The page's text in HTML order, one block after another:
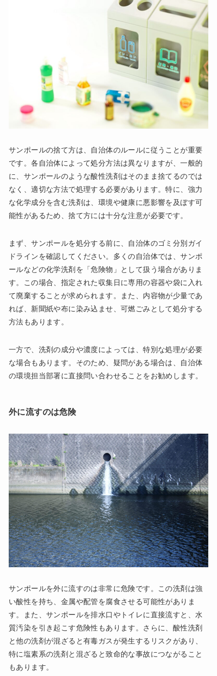
サンポールの捨て方は、自治体のルールに従うことが重要
です。各自治体によって処分方法は異なりますが、一般的
に、サンポールのような酸性洗剤はそのまま捨てるのでは
なく、適切な方法で処理する必要があります。特に、強力
な化学成分を含む洗剤は、環境や健康に悪影響を及ぼす可
能性があるため、捨て方には十分な注意が必要です。
まず、サンポールを処分する前に、自治体のゴミ分別ガイ
ドラインを確認してください。多くの自治体では、サンポ
ールなどの化学洗剤を「危険物」として扱う場合がありま
す。この場合、指定された収集日に専用の容器や袋に入れ
て廃棄することが求められます。また、内容物が少量であ
れば、新聞紙や布に染み込ませ、可燃ごみとして処分する
方法もあります。
一方で、洗剤の成分や濃度によっては、特別な処理が必要
な場合もあります。そのため、疑問がある場合は、自治体
の環境担当部署に直接問い合わせることをお勧めします。
外に流すのは危険
サンポールを外に流すのは非常に危険です。この洗剤は強
い酸性を持ち、金属や配管を腐食させる可能性がありま
す。また、サンポールを排水口やトイレに直接流すと、水
質汚染を引き起こす危険性もあります。さらに、酸性洗剤
と他の洗剤が混ざると有毒ガスが発生するリスクがあり、
特に塩素系の洗剤と混ざると致命的な事故につながること
もあります。